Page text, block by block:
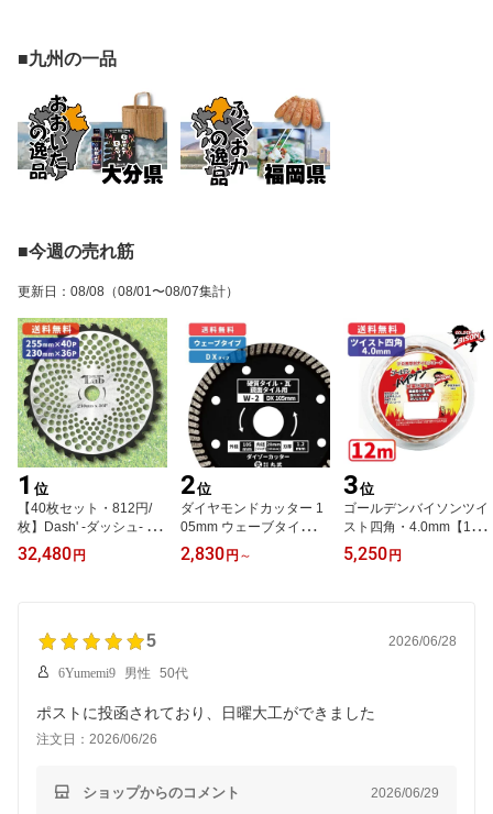
■九州の一品
■今週の売れ筋
更新日 ： 08/08 （08/01〜08/07集計）
1 位
【40枚セット・812円/
枚】Dash' -ダッシュ- 超
軽量チップソー 2枚入×2
0セット【選択：255x40
32,480円
2位
ダイヤモンドカッター 1
05mm ウェーブタイプ 乾
式W-2 [硬質・磁器・鏡面
タイル / 陶器 / 瓦 用]ダイ
2,830円 ～
3位
ゴールデンバイソンツイ
スト四角・4.0mm【12
m】プロ用ナイロンコー
ド草刈 丸武 マルケン
5,250円
5 2026/06/28
6Yumemi9 男性 50代
ポストに投函されており、日曜大工ができました
注文日：2026/06/26
ショップからのコメント 2026/06/29